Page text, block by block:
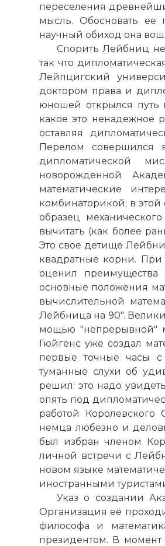
переселения
мысль. Обосновать ее
научный обиход она
Спорить Лейбниц
так что
Лейпцигский
доктором права и
юношей открылся
какое это ненадежное
оставляя
Перелом совершился
дипломатической
новорожденной
математические
комбинаторикой; в этой
образец
вычитать (как более
Это свое детище
квадратные корни.
оценил
основные положения
вычислительной
Лейбница на 90".
мощью "непрерывной"
Гюйгенс уже создал
первые точные часы
туманные слухи об
решил: это надо
опять под
работой
немца любезно и
был избран членом
личной встречи с
новом языке
иностранными
Указ о создании
Организация её
философа и
президентом. В момент